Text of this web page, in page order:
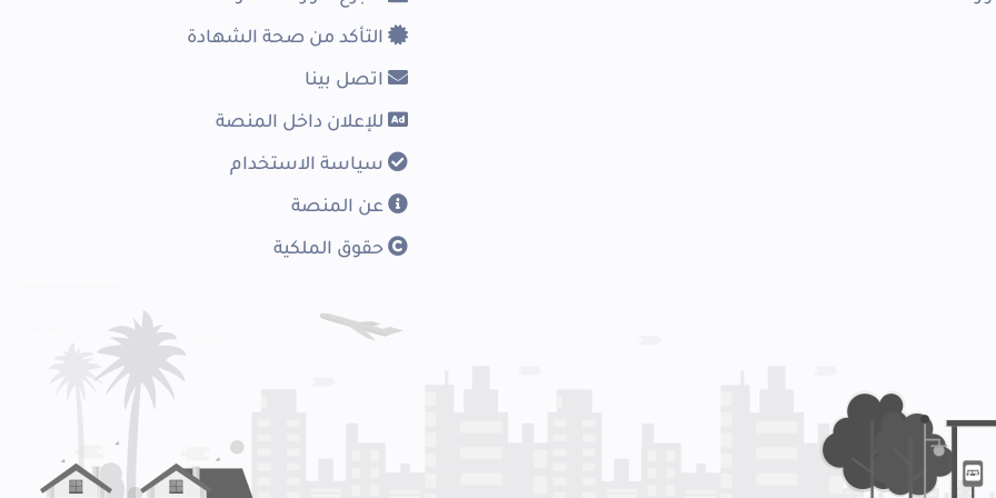
التأكد من صحة الشهادة
اتصل بينا
للإعلان داخل المنصة
سياسة الاستخدام
عن المنصة
حقوق الملكية